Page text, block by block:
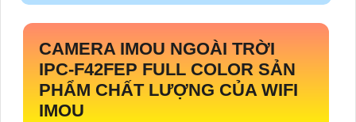
CAMERA IMOU NGOÀI TRỜI
IPC-F42FEP FULL COLOR SẢN
PHẨM CHẤT LƯỢNG CỦA WIFI
IMOU